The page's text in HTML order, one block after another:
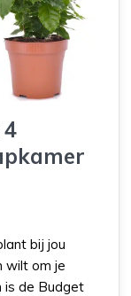
bij jou
wilt om je
is de Budget